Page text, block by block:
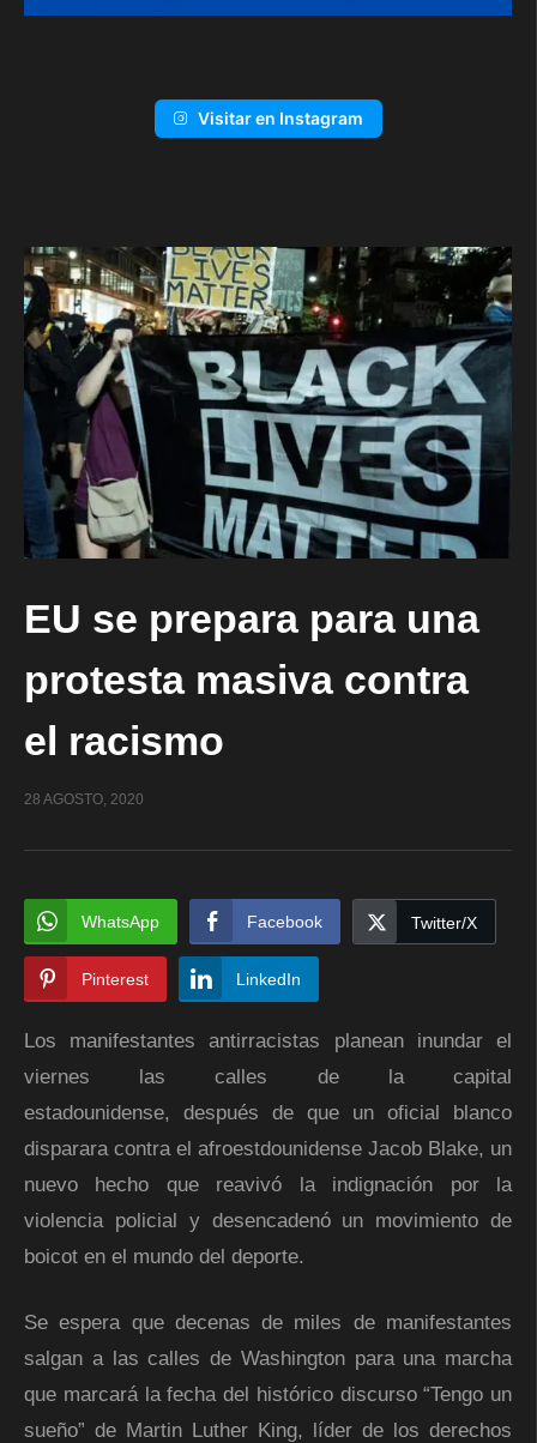
Visitar en Instagram
EU se prepara para una
protesta masiva contra
el racismo
28 AGOSTO, 2020
WhatsApp Facebook Twitter/X
Pinterest LinkedIn
Los manifestantes antirracistas planean inundar el
viernes las calles de la capital
estadounidense, después de que un oficial blanco
disparara contra el afroestdounidense Jacob Blake, un
nuevo hecho que reavivó la indignación por la
violencia policial y desencadenó un movimiento de
boicot en el mundo del deporte.
Se espera que decenas de miles de manifestantes
salgan a las calles de Washington para una marcha
que marcará la fecha del histórico discurso “Tengo un
sueño” de Martin Luther King, líder de los derechos